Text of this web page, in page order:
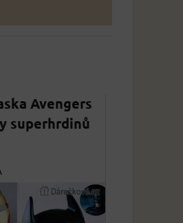
Avengers
superhrdinů